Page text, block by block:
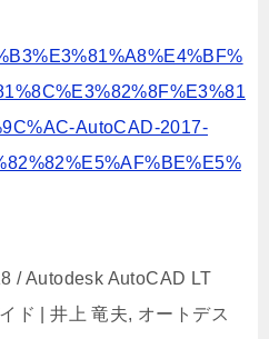
AutoCAD-2017-
/ Autodesk AutoCAD LT
ド | 井上 竜夫, オートデス